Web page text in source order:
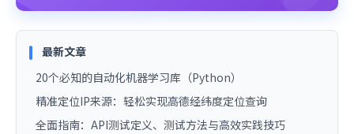
最新文章
20个必知的自动化机器学习库（Python）
精准定位IP来源：轻松实现高德经纬度定位查询
全面指南：API测试定义、测试方法与高效实践技巧